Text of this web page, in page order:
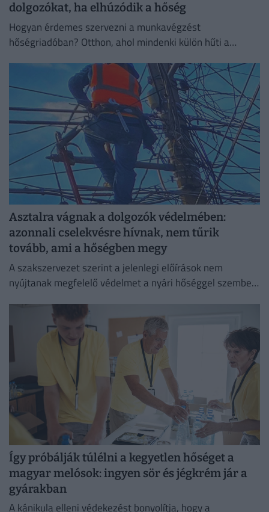
dolgozókat, ha elhúzódik a hőség
Hogyan érdemes szervezni a munkavégzést
hőségriadóban? Otthon, ahol mindenki külön hűti a
irodaházban, ahol a hűtés központilag működik.
Asztalra vágnak a dolgozók védelmében:
azonnali cselekvésre hívnak, nem tűrik
tovább, ami a hőségben megy
A szakszervezet szerint a jelenlegi előírások nem
nyújtanak megfelelő védelmet a nyári hőséggel szemben,
védelmében.
Így próbálják túlélni a kegyetlen hőséget a
magyar melósok: ingyen sör és jégkrém jár a
gyárakban
A kánikula elleni védekezést bonyolítja, hogy a